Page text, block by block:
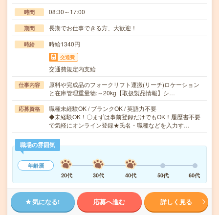
時間 08:30～17:00
期間 長期でお仕事できる方、大歓迎！
時給 時給1340円
交通費
交通費規定内支給
仕事内容
原料や完成品のフォークリフト運搬(リーチ)ロケーション
と在庫管理重量物:～20kg【取扱製品情報】シ…
応募資格
職種未経験OK / ブランクOK / 英語力不要
◆未経験OK！〇まずは事前登録だけでもOK！履歴書不要
で気軽にオンライン登録★氏名・職種などを入力す…
職場の雰囲気
年齢層
20代
30代 40代 50代 60代
気になる! 応募へ進む 詳しく見る